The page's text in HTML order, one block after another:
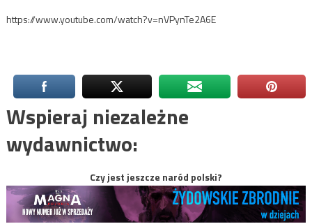
https://www.youtube.com/watch?v=nVPynTe2A6E
Wspieraj niezależne
wydawnictwo:
Czy jest jeszcze naród polski?